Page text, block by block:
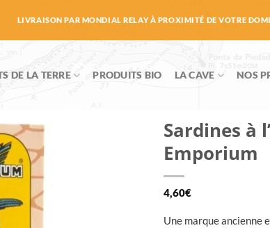
LIVRAISON PAR MONDIAL RELAY À PROXIMITÉ DE VOTRE
DE LA TERRE PRODUITS BIO LA CAVE NOS
Sardines à
Emporium
4,60€
Une marque ancienne